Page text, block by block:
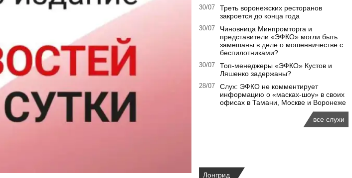
30/07
Треть воронежских ресторанов
закроется до конца года
30/07
Чиновница Минпромторга и
представители «ЭФКО» могли быть
замешаны в деле о мошенничестве с
беспилотниками?
30/07
Топ-менеджеры «ЭФКО» Кустов и
Ляшенко задержаны?
28/07
Слух: ЭФКО не комментирует
информацию о «масках-шоу» в своих
офисах в Тамани, Москве и Воронеже
все слухи
Лонгрид